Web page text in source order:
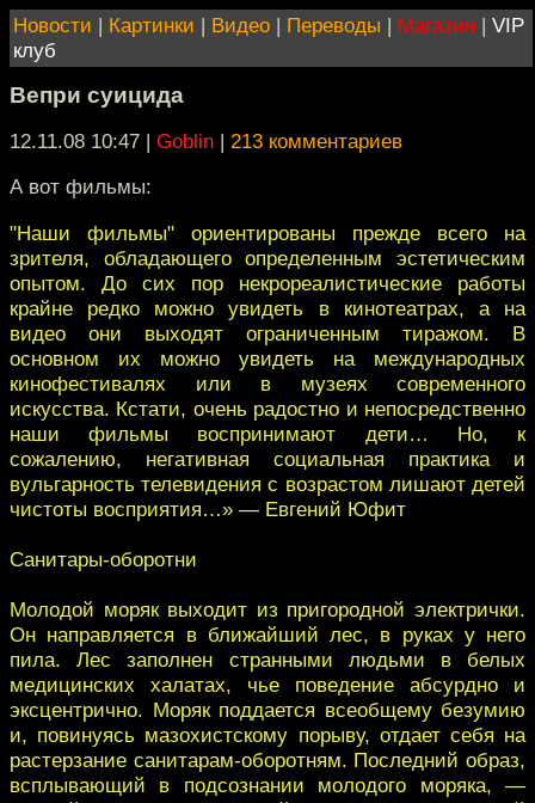
Новости | Картинки | Видео | Переводы | Магазин | VIP
клуб
Вепри суицида
12.11.08 10:47 | Goblin | 213 комментариев
А вот фильмы:
"Наши фильмы" ориентированы прежде всего на
зрителя, обладающего определенным эстетическим
опытом. До сих пор некрореалистические работы
крайне редко можно увидеть в кинотеатрах, а на
видео они выходят ограниченным тиражом. В
основном их можно увидеть на международных
кинофестивалях или в музеях современного
искусства. Кстати, очень радостно и непосредственно
наши фильмы воспринимают дети… Но, к
сожалению, негативная социальная практика и
вульгарность телевидения с возрастом лишают детей
чистоты восприятия…» — Евгений Юфит
Санитары-оборотни
Молодой моряк выходит из пригородной электрички.
Он направляется в ближайший лес, в руках у него
пила. Лес заполнен странными людьми в белых
медицинских халатах, чье поведение абсурдно и
эксцентрично. Моряк поддается всеобщему безумию
и, повинуясь мазохистскому порыву, отдает себя на
растерзание санитарам-оборотням. Последний образ,
всплывающий в подсознании молодого моряка, —